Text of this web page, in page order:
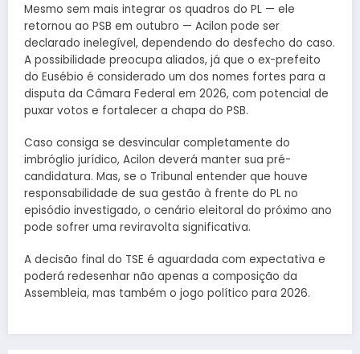
Mesmo sem mais integrar os quadros do PL — ele
retornou ao PSB em outubro — Acilon pode ser
declarado inelegível, dependendo do desfecho do caso.
A possibilidade preocupa aliados, já que o ex-prefeito
do Eusébio é considerado um dos nomes fortes para a
disputa da Câmara Federal em 2026, com potencial de
puxar votos e fortalecer a chapa do PSB.
Caso consiga se desvincular completamente do
imbróglio jurídico, Acilon deverá manter sua pré-
candidatura. Mas, se o Tribunal entender que houve
responsabilidade de sua gestão à frente do PL no
episódio investigado, o cenário eleitoral do próximo ano
pode sofrer uma reviravolta significativa.
A decisão final do TSE é aguardada com expectativa e
poderá redesenhar não apenas a composição da
Assembleia, mas também o jogo político para 2026.